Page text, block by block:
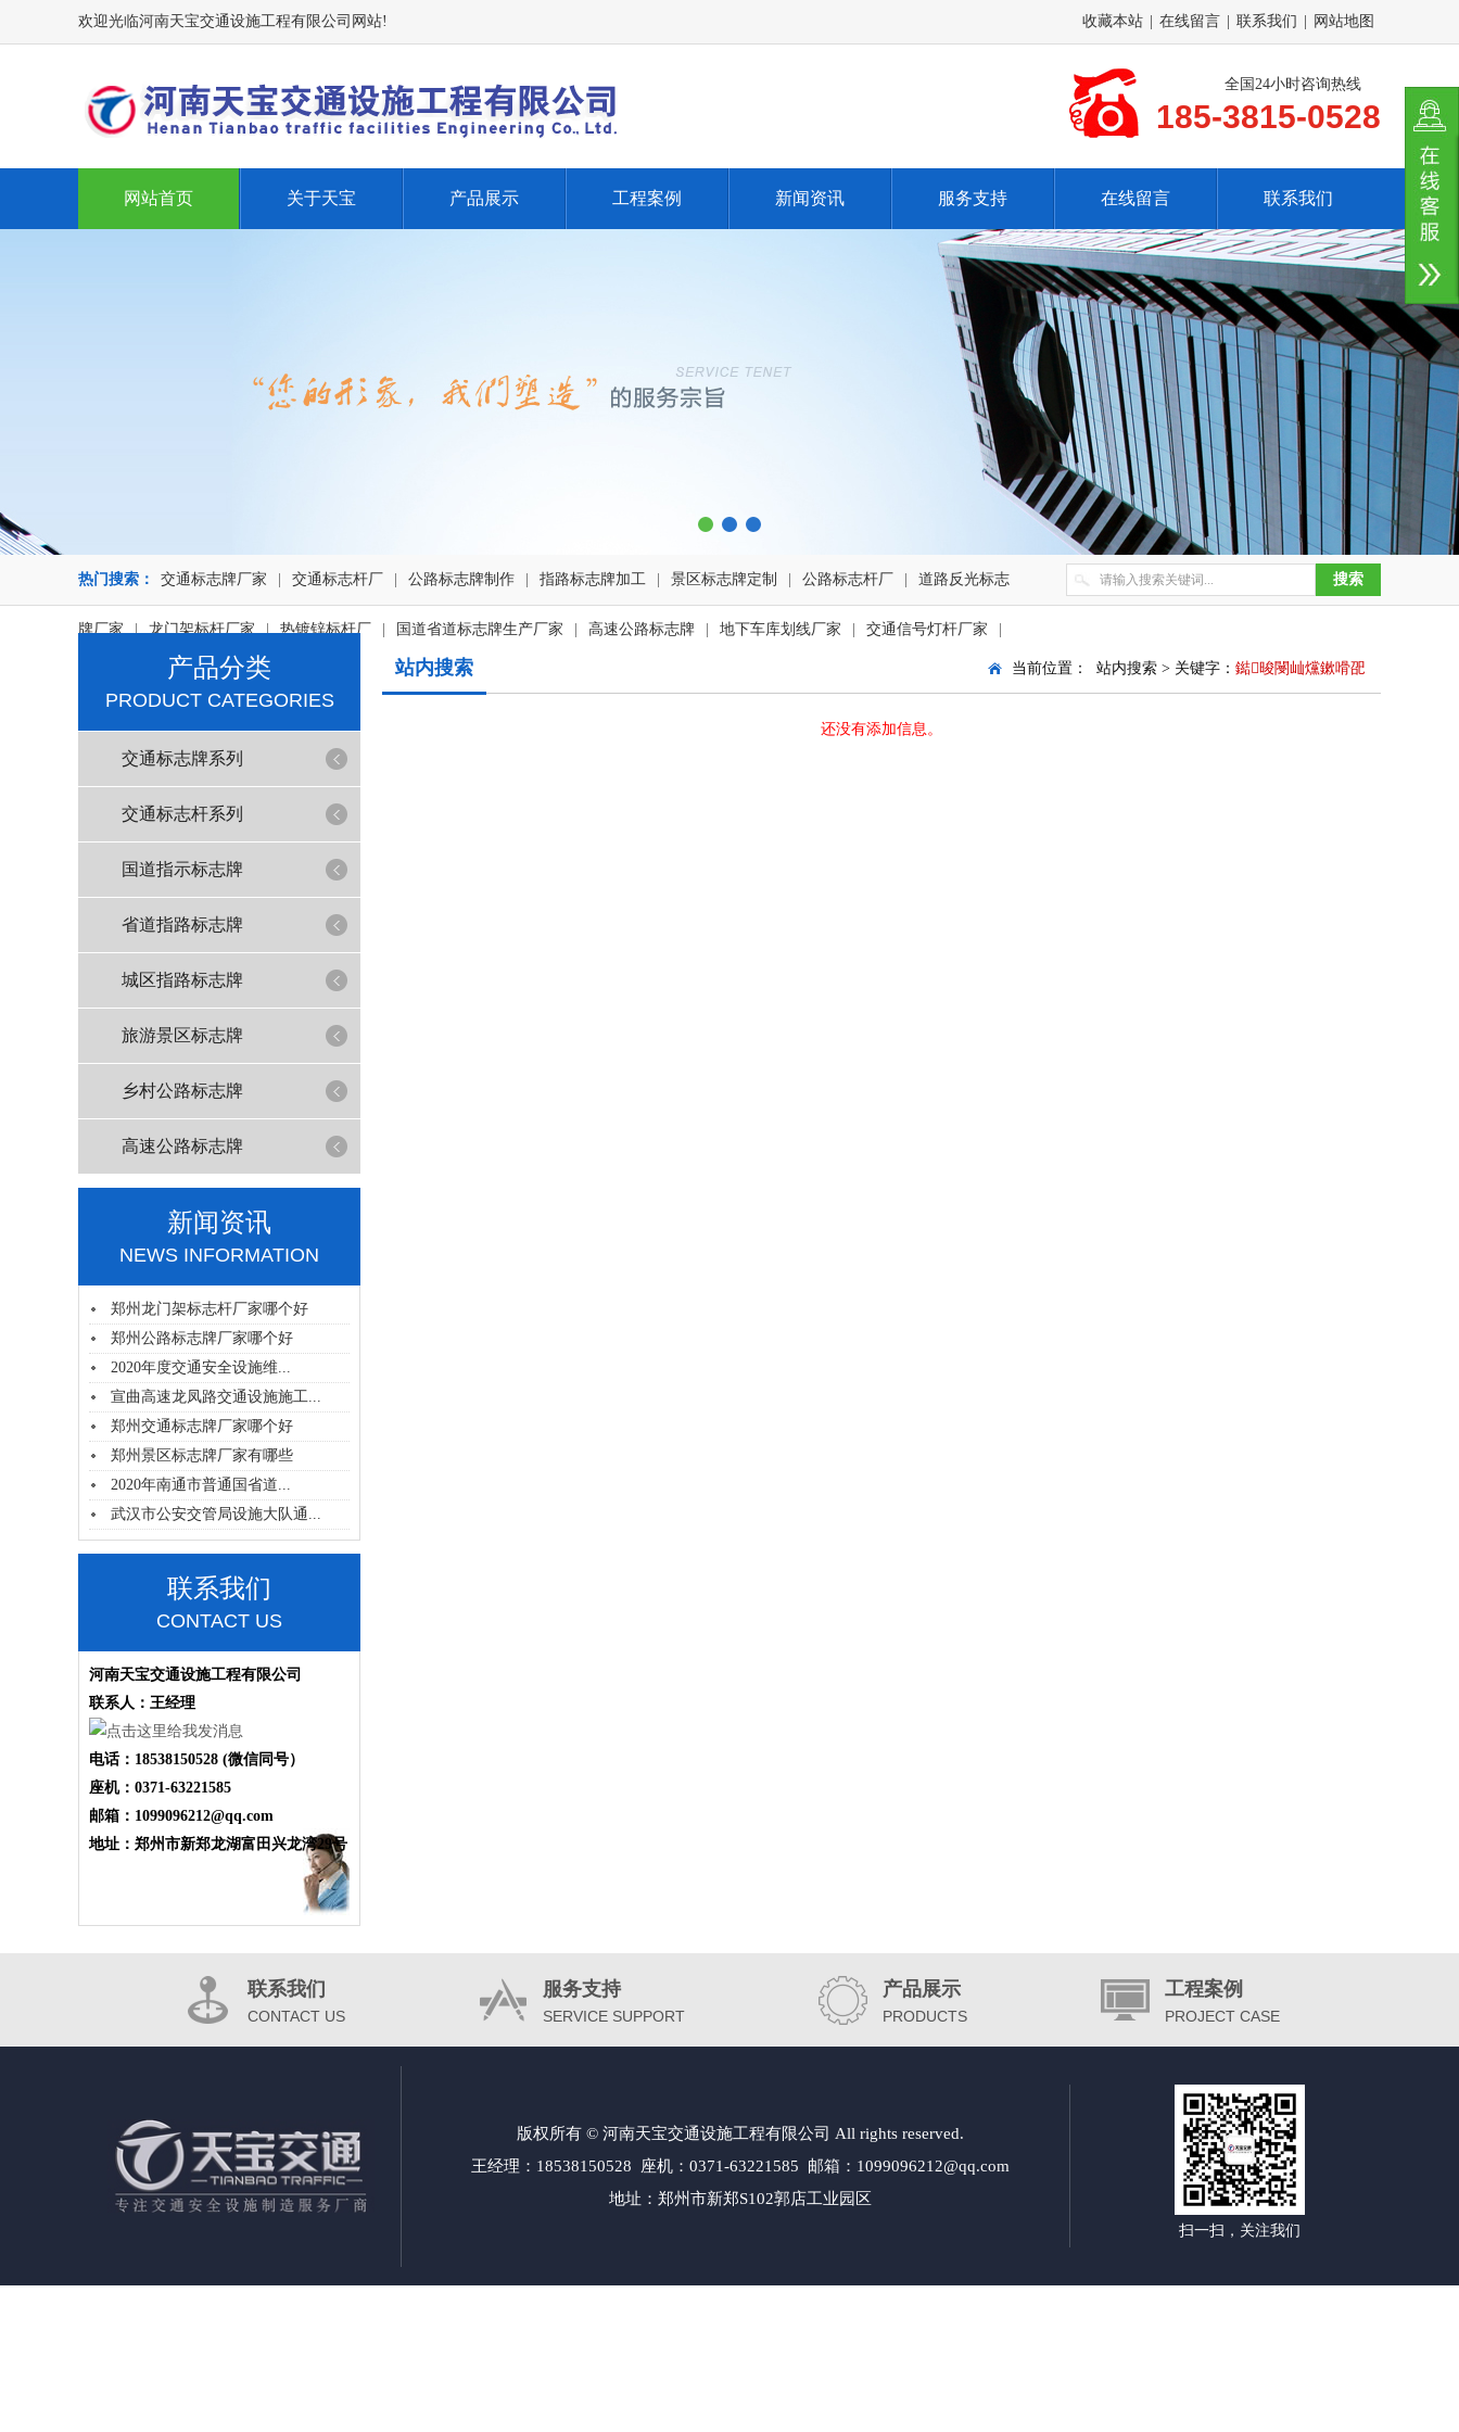
欢迎光临河南天宝交通设施工程有限公司网站! 收藏本站 在线留言 联系我们 网站地图
全国24小时咨询热线
185-3815-0528
网站首页 关于天宝 产品展示 工程案例 新闻资讯 服务支持 在线留言 联系我们
热门搜索： 交通标志牌厂家 交通标志杆厂 公路标志牌制作 指路标志牌加工 景区标志牌定制 公路标志杆厂 道路反光标志
牌厂家 | 龙门架标杆厂家 | 热镀锌标杆厂 国道省道标志牌生产厂家 高速公路标志牌 地下车库划线厂家 交通信号灯杆厂家
产品分类
PRODUCT CATEGORIES
交通标志牌系列
交通标志杆系列
国道指示标志牌
省道指路标志牌
城区指路标志牌
旅游景区标志牌
乡村公路标志牌
高速公路标志牌
新闻资讯
NEWS INFORMATION
郑州龙门架标志杆厂家哪个好
郑州公路标志牌厂家哪个好
2020年度交通安全设施维...
宣曲高速龙凤路交通设施施工...
郑州交通标志牌厂家哪个好
郑州景区标志牌厂家有哪些
2020年南通市普通国省道...
武汉市公安交管局设施大队通...
联系我们
CONTACT US
河南天宝交通设施工程有限公司
联系人：王经理
电话：18538150528 (微信同号）
座机：0371-63221585
邮箱：1099096212@qq.com
地址：郑州市新郑龙湖富田兴龙湾29号
站内搜索 当前位置： 站内搜索 > 关键字： 鐑晙閿屾爣鏉嗗巶
还没有添加信息。
联系我们
CONTACT US
服务支持
SERVICE SUPPORT
产品展示
PRODUCTS
工程案例
PROJECT CASE
扫一扫，关注我们
版权所有 © 河南天宝交通设施工程有限公司 All rights reserved.
王经理：18538150528 座机：0371-63221585 邮箱：1099096212@qq.com
地址：郑州市新郑S102郭店工业园区